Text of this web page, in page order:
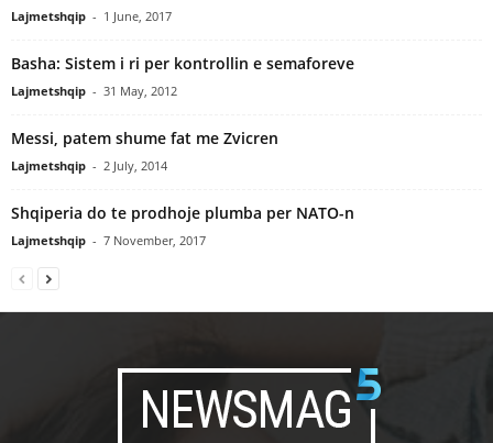
Lajmetshqip - 1 June, 2017
Basha: Sistem i ri per kontrollin e semaforeve
Lajmetshqip - 31 May, 2012
Messi, patem shume fat me Zvicren
Lajmetshqip - 2 July, 2014
Shqiperia do te prodhoje plumba per NATO-n
Lajmetshqip - 7 November, 2017